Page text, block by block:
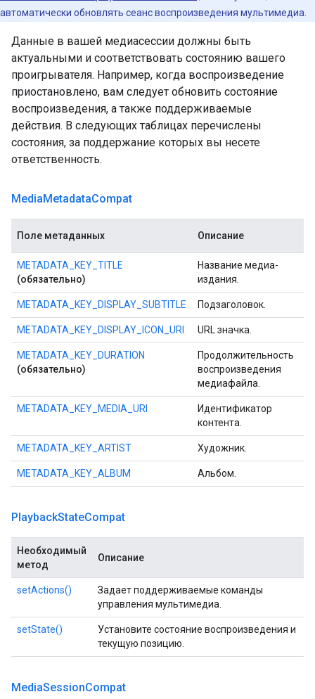
автоматически обновлять сеанс воспроизведения мультимедиа.
Данные в вашей медиасессии должны быть
актуальными и соответствовать состоянию вашего
проигрывателя. Например, когда воспроизведение
приостановлено, вам следует обновить состояние
воспроизведения, а также поддерживаемые
действия. В следующих таблицах перечислены
состояния, за поддержание которых вы несете
ответственность.
MediaMetadataCompat
Поле метаданных Описание
METADATA_KEY_TITLE
(обязательно)
Название медиа-
издания.
METADATA_KEY_DISPLAY_SUBTITLE Подзаголовок.
METADATA_KEY_DISPLAY_ICON_URI URL значка.
METADATA_KEY_DURATION
(обязательно)
Продолжительность
воспроизведения
медиафайла.
METADATA_KEY_MEDIA_URI
Идентификатор
контента.
METADATA_KEY_ARTIST Художник.
METADATA_KEY_ALBUM Альбом.
PlaybackStateCompat
Необходимый
метод
Описание
setActions()
Задает поддерживаемые команды
управления мультимедиа.
setState()
Установите состояние воспроизведения и
текущую позицию.
MediaSessionCompat